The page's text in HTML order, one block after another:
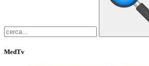
MedTv